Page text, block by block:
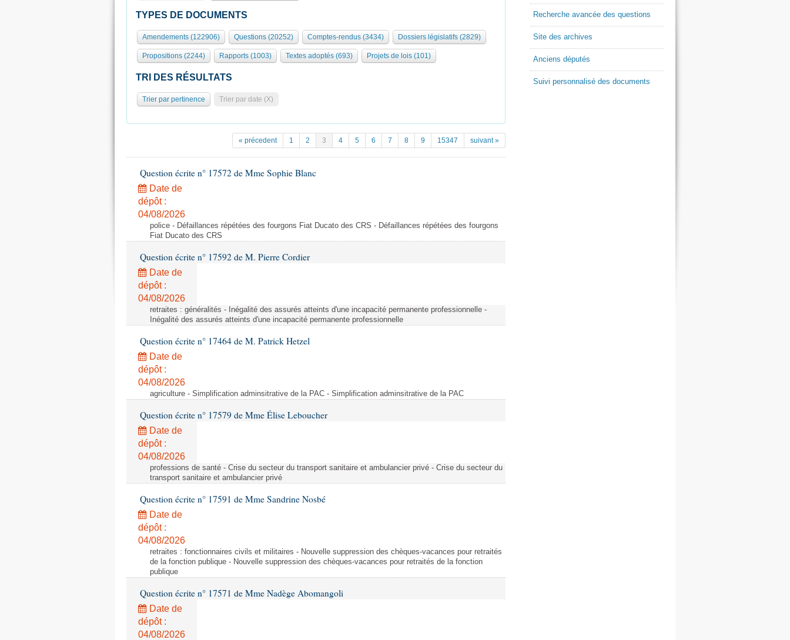
TYPES DE DOCUMENTS
Amendements (122906) Questions (20252) Comptes-rendus (3434) Dossiers législatifs (2829)
Propositions (2244) Rapports (1003) Textes adoptés (693) Projets de lois (101)
TRI DES RÉSULTATS
Trier par pertinence Trier par date (X)
« précedent 1 2 3 4 5 6 7 8 9 15347 suivant »
Question écrite n° 17572 de Mme Sophie Blanc
Date de
dépôt :
04/08/2026
police - Défaillances répétées des fourgons Fiat Ducato des CRS - Défaillances répétées des fourgons
Fiat Ducato des CRS
Question écrite n° 17592 de M. Pierre Cordier
Date de
dépôt :
04/08/2026
retraites : généralités - Inégalité des assurés atteints d'une incapacité permanente professionnelle -
Inégalité des assurés atteints d'une incapacité permanente professionnelle
Question écrite n° 17464 de M. Patrick Hetzel
Date de
dépôt :
04/08/2026
agriculture - Simplification adminsitrative de la PAC - Simplification adminsitrative de la PAC
Question écrite n° 17579 de Mme Élise Leboucher
Date de
dépôt :
04/08/2026
professions de santé - Crise du secteur du transport sanitaire et ambulancier privé - Crise du secteur du
transport sanitaire et ambulancier privé
Question écrite n° 17591 de Mme Sandrine Nosbé
Date de
dépôt :
04/08/2026
retraites : fonctionnaires civils et militaires - Nouvelle suppression des chèques-vacances pour retraités
de la fonction publique - Nouvelle suppression des chèques-vacances pour retraités de la fonction
publique
Question écrite n° 17571 de Mme Nadège Abomangoli
Date de
dépôt :
04/08/2026
Recherche avancée des questions
Site des archives
Anciens députés
Suivi personnalisé des documents